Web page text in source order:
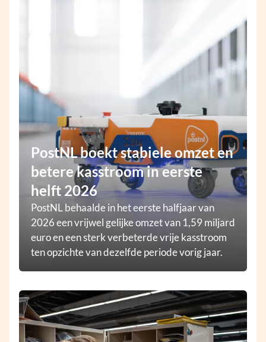
PostNL boekt stabiele omzet en
betere kasstroom in eerste
helft 2026
PostNL behaalde in het eerste halfjaar van
2026 een vrijwel gelijke omzet van 1,59 miljard
euro en een sterk verbeterde vrije kasstroom
ten opzichte van dezelfde periode vorig jaar.